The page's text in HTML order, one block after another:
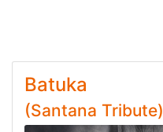
Batuka
(Santana Tribute)